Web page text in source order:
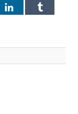
LinkedInTumblr